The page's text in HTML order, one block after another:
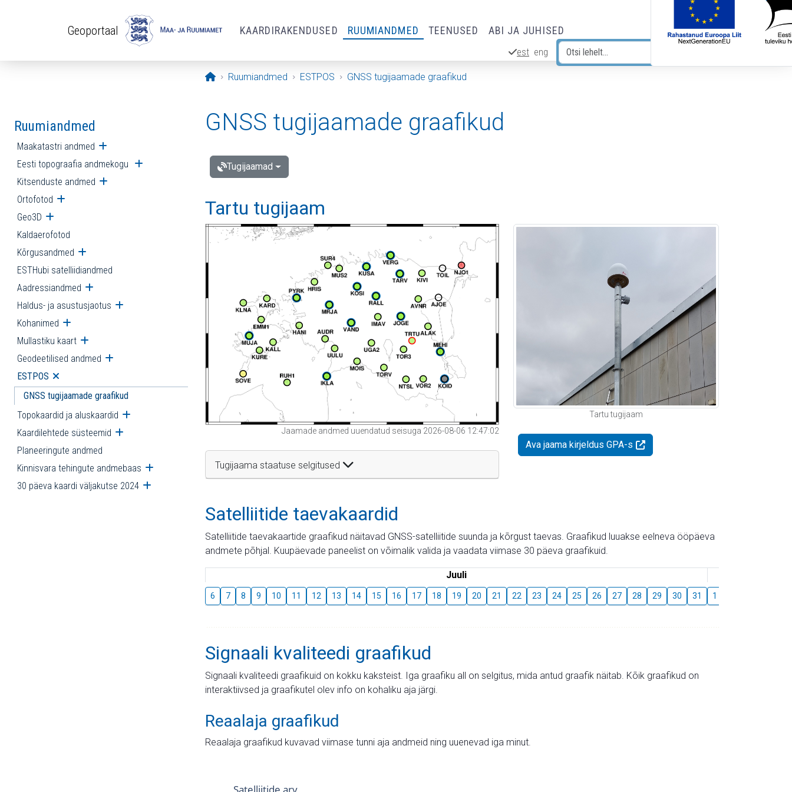
Geoportaal KAARDIRAKENDUSED RUUMIANDMED TEENUSED ABI JA JUHISED
est eng
Avaleht
Ruumiandmed ESTPOS GNSS tugijaamade graafikud
Ruumiandmed
Maakatastri andmed Ava alammenüü
Eesti topograafia andmekogu Ava alammenüü
Kitsenduste andmed Ava alammenüü
Ortofotod Ava alammenüü
Geo3D Ava alammenüü
Kaldaerofotod
Kõrgusandmed Ava alammenüü
ESTHubi satelliidiandmed
Aadressiandmed Ava alammenüü
Haldus- ja asustusjaotus Ava alammenüü
Kohanimed Ava alammenüü
Mullastiku kaart Ava alammenüü
Geodeetilised andmed Ava alammenüü
ESTPOS Ava alammenüü
GNSS tugijaamade graafikud
Topokaardid ja aluskaardid Ava alammenüü
Kaardilehtede süsteemid Ava alammenüü
Planeeringute andmed
Kinnisvara tehingute andmebaas Ava alammenüü
30 päeva kaardi väljakutse 2024 Ava alammenüü
GNSS tugijaamade graafikud
Tugijaamad
Tartu tugijaam
Jaamade andmed uuendatud seisuga 2026-08-06 12:47:02
Tugijaama staatuse selgitused
Tartu tugijaam
Ava jaama kirjeldus GPA-s
Satelliitide taevakaardid
Satelliitide taevakaartide graafikud näitavad GNSS-satelliitide suunda ja kõrgust taevas. Graafikud luuakse eelneva ööpäeva
andmete põhjal. Kuupäevade paneelist on võimalik valida ja vaadata viimase 30 päeva graafikuid.
Juuli
6 7 8 9 10 11 12 13 14 15 16 17 18 19 20 21 22 23 24 25 26 27 28 29 30 31 1
Signaali kvaliteedi graafikud
Signaali kvaliteedi graafikuid on kokku kaksteist. Iga graafiku all on selgitus, mida antud graafik näitab. Kõik graafikud on
interaktiivsed ja graafikutel olev info on kohaliku aja järgi.
Reaalaja graafikud
Reaalaja graafikud kuvavad viimase tunni aja andmeid ning uuenevad iga minut.